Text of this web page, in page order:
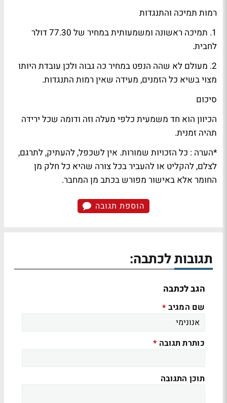
רמות תמיכה והתנגדות
1. תמיכה ראשונה ומשמעותית במחיר של 77.30 דולר
לחבית.
2. מעולם לא שהה הנפט במחיר כה גבוה ולכן עובדת היותו
מצוי בשיא כל הזמנים, מעידה שאין רמות התנגדות.
סיכום
הכיוון הוא חד משמעית כלפי מעלה וזה ודומה שכל ירידה
תהיה זמנית.
*הערה : כל הזכויות שמורות. אין לשכפל, להעתיק, לתרגם,
לצלם, להקליט או להעביר בכל צורה שהיא כל חלק מן
החומר אלא באישור מפורש בכתב מן המחבר.
הוספת תגובה
תגובות לכתבה:
הגב לכתבה
שם המגיב *
כותרת תגובה *
תוכן התגובה